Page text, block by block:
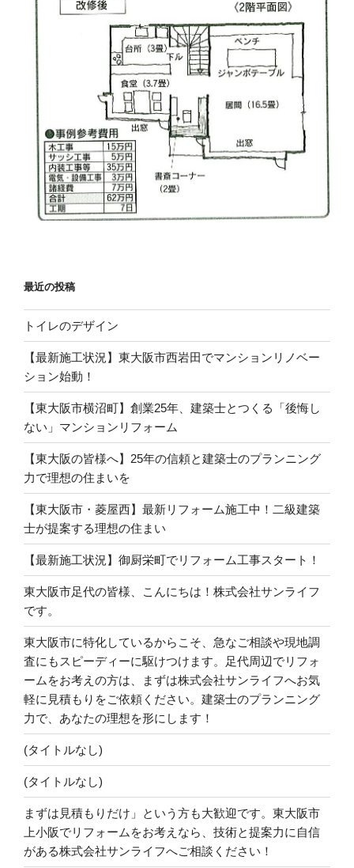
最近の投稿
トイレのデザイン
【最新施工状況】東大阪市西岩田でマンションリノベー
ション始動！
【東大阪市横沼町】創業25年、建築士とつくる「後悔し
ない」マンションリフォーム
【東大阪の皆様へ】25年の信頼と建築士のプランニング
力で理想の住まいを
【東大阪市・菱屋西】最新リフォーム施工中！二級建築
士が提案する理想の住まい
【最新施工状況】御厨栄町でリフォーム工事スタート！
東大阪市足代の皆様、こんにちは！株式会社サンライフ
です。
東大阪市に特化しているからこそ、急なご相談や現地調
査にもスピーディーに駆けつけます。足代周辺でリフォ
ームをお考えの方は、まずは株式会社サンライフへお気
軽に見積もりをご依頼ください。建築士のプランニング
力で、あなたの理想を形にします！
(タイトルなし)
(タイトルなし)
まずは見積もりだけ」という方も大歓迎です。東大阪市
上小阪でリフォームをお考えなら、技術と提案力に自信
がある株式会社サンライフへご相談ください！